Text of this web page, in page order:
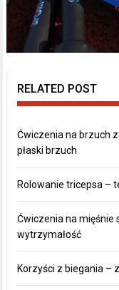
RELATED POST
Ćwiczenia na brzuch
płaski brzuch
Rolowanie tricepsa –
Ćwiczenia na mięśnie
wytrzymałość
Korzyści z biegania –